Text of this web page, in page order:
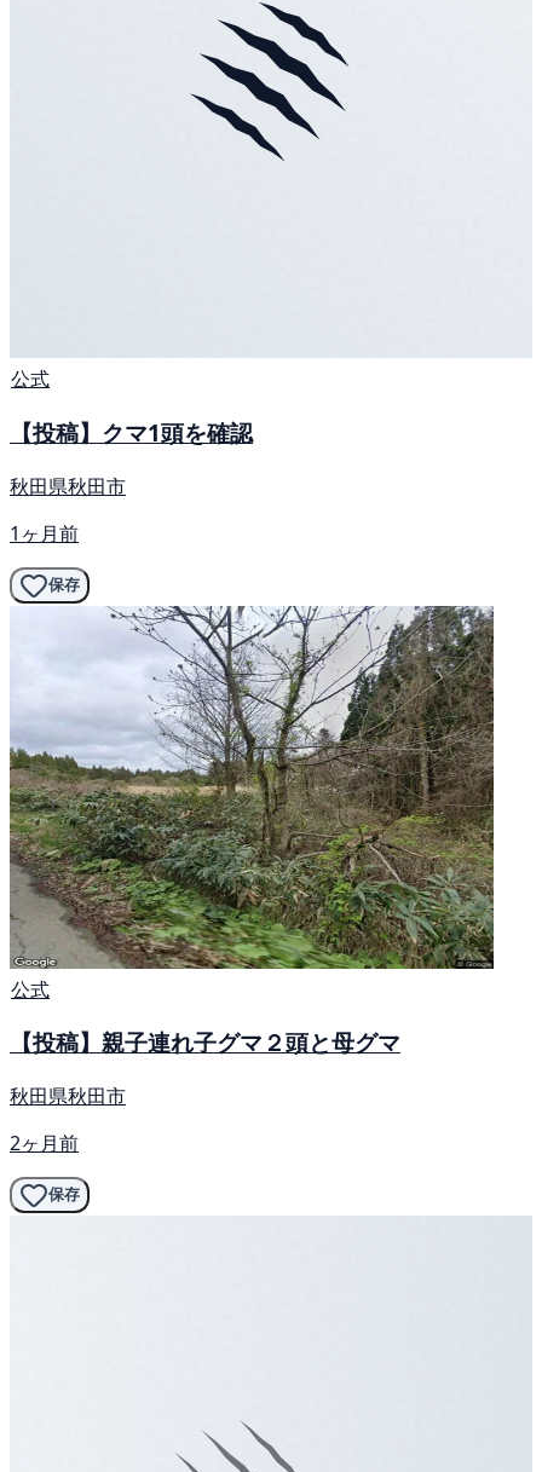
公式
【投稿】クマ1頭を確認
秋田県秋田市
1ヶ月前
保存
公式
【投稿】親子連れ子グマ２頭と母グマ
秋田県秋田市
2ヶ月前
保存